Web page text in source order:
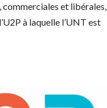
commerciales et libérales,
à laquelle l’UNT est